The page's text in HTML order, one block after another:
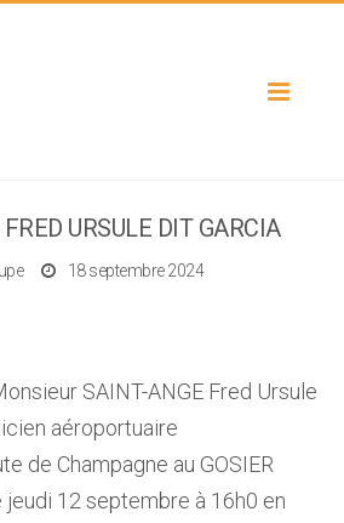
Toggle
URSULE DIT GARCIA
18 septembre 2024
SAINT-ANGE Fred Ursule
aéroportuaire
de Champagne au GOSIER
12 septembre à 16h0 en